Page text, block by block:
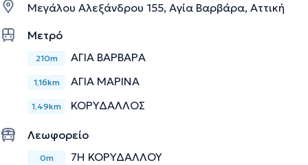
Μεγάλου Αλεξάνδρου 155, Αγία Βαρβάρα, Αττική
Μετρό
210m ΑΓΙΑ ΒΑΡΒΑΡΑ
1,16km ΑΓΙΑ ΜΑΡΙΝΑ
1,49km ΚΟΡΥΔΑΛΛΟΣ
Λεωφορείο
0m 7Η ΚΟΡΥΔΑΛΛΟΥ